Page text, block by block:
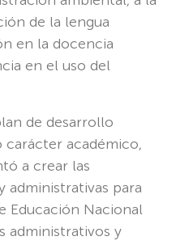
de la lengua
en la docencia
en el uso del
de desarrollo
académico,
a crear las
administrativas para
Educación Nacional
administrativos y